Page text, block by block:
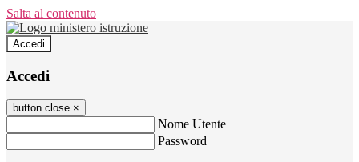
Salta al contenuto
Accedi
Accedi
button close ×
Nome Utente
Password